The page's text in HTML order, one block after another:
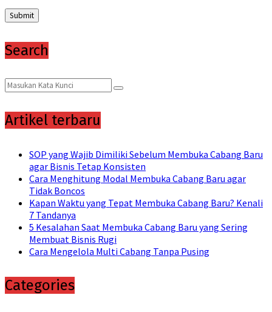
Search
Search
for:
Search
Artikel terbaru
SOP yang Wajib Dimiliki Sebelum Membuka Cabang Baru
agar Bisnis Tetap Konsisten
Cara Menghitung Modal Membuka Cabang Baru agar
Tidak Boncos
Kapan Waktu yang Tepat Membuka Cabang Baru? Kenali
7 Tandanya
5 Kesalahan Saat Membuka Cabang Baru yang Sering
Membuat Bisnis Rugi
Cara Mengelola Multi Cabang Tanpa Pusing
Categories